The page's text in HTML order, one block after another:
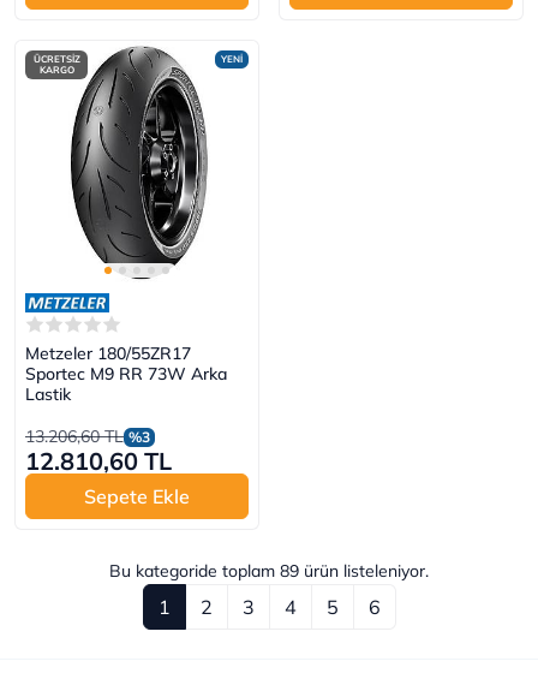
YENİ
ÜCRETSİZ
KARGO
Metzeler 180/55ZR17
Sportec M9 RR 73W Arka
Lastik
13.206,60 TL %3
12.810,60 TL
Sepete Ekle
Bu kategoride toplam 89 ürün listeleniyor.
1 2 3 4 5 6